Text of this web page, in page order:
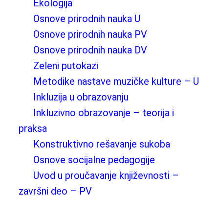
Ekologija
Osnove prirodnih nauka U
Osnove prirodnih nauka PV
Osnove prirodnih nauka DV
Zeleni putokazi
Metodike nastave muzičke kulture – U
Inkluzija u obrazovanju
Inkluzivno obrazovanje – teorija i
praksa
Konstruktivno rešavanje sukoba
Osnove socijalne pedagogije
Uvod u proučavanje književnosti –
završni deo – PV